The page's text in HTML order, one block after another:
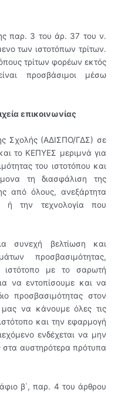
παρ. 3 του άρ. 37 του ν.
των ιστοτόπων τρίτων.
τρίτων φορέων εκτός
προσβάσιμοι μέσω
επικοινωνίας
Σχολής (ΑΔΙΣΠΟ/ΓΔΣ) σε
το ΚΕΠΥΕΣ μεριμνά για
του ιστοτόπου και
τη διασφάλιση της
από όλους, ανεξάρτητα
ή την τεχνολογία που
συνεχή βελτίωση και
προσβασιμότητας,
ιστότοπο με το σαρωτή
να εντοπίσουμε και να
προσβασιμότητας στον
μας να κάνουμε όλες τις
και την εφαρμογή
ενδέχεται να μην
αυστηρότερα πρότυπα
β΄, παρ. 4 του άρθρου